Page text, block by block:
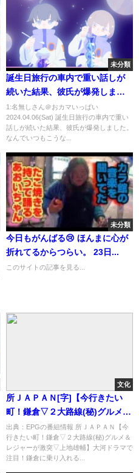
未分類
誕生日旅行の車内で重い話しが
続いた結果、彼氏が爆発しまし
た。なんでいつもこうなる
の？？
1:名無しさん＠おカマいっぱい
2024.04.06(Sat) 誕生日旅行の車内で重い
話しが続いた結果、彼氏が爆発しました。
なんでいつもこうな...
未分類
今日もがんばる😢 ほんまに心が
折れてるからつらい。 23日...
このサイトの記事を見る...
文化
所ＪＡＰＡＮ[字]【今行きたい
町！鎌倉▽２大路線(秘)グルメ＆
レジャーが激突▽上地雄輔】…
の番組内容解析まとめ
出典：EPGの番組情報 所ＪＡＰＡＮ【今
行きたい町！鎌倉▽２大路線(秘)グルメ＆
レジャーが激突▽上地雄輔】大河ドラマで
注目！鎌倉に乗り入れる...